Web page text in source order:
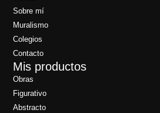
Sobre mí
Muralismo
Colegios
Contacto
Mis productos
Obras
Figurativo
Abstracto